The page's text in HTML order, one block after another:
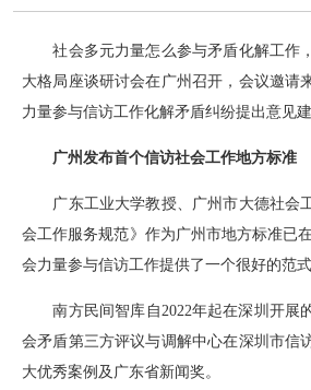
社会多元力量怎么参与矛盾化解工作
大格局座谈研讨会在广州召开，会议邀请
力量参与信访工作化解矛盾纠纷提出意见建
广州发布首个信访社会工作地方标准
广东工业大学教授、广州市大德社会
会工作服务规范》作为广州市地方标准已
会力量参与信访工作提供了一个很好的范式
南方民间智库自2022年起在深圳开展
会矛盾第三方评议与调解中心在深圳市信
大优秀案例及广东省新闻奖。